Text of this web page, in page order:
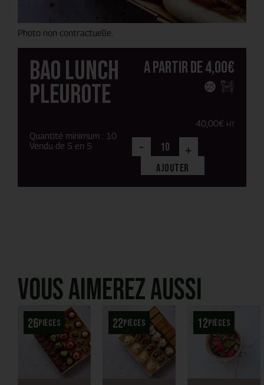
Photo non contractuelle.
Bao lunch
Pleurote
Quantité minimum : 10
Vendu de 5 en 5
A partir de4,00€
40,00€ HT
- +
Ajouter
Vous aimerez aussi
26pièces 22pièces 12pièces